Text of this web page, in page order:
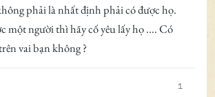
phải là nhất định phải có được họ.
một người thì hãy cố yêu lấy họ .... Có
vai bạn không ?
1